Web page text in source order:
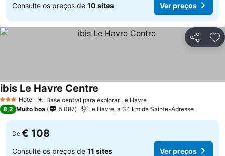
Consulte os preços de 10 sites Ver preços
Partilhar
3 EstrelasHotel Base central para explorar Le HavreVer preços
ibis Le Havre Centre
8,2 Muito boa 5.087 Le Havre, a 3.1 km de Sainte-Adresse
De € 108
Consulte os preços de 11 sites Ver preços